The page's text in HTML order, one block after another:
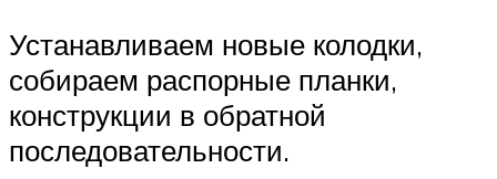
Устанавливаем новые колодки,
собираем распорные планки,
конструкции в обратной
последовательности.